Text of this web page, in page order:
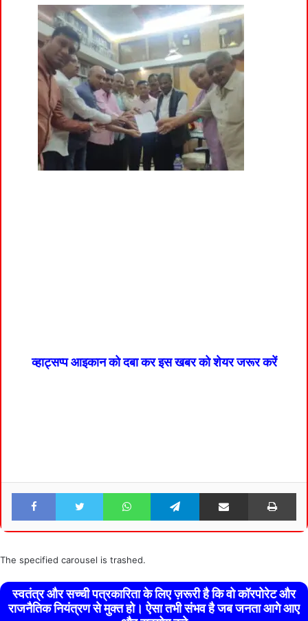
व्हाट्सप्प आइकान को दबा कर इस खबर को शेयर जरूर करें
Facebook Twitter WhatsApp Telegram Share via Email
The specified carousel is trashed.
स्वतंत्र और सच्ची पत्रकारिता के लिए ज़रूरी है कि वो कॉरपोरेट और
राजनैतिक नियंत्रण से मुक्त हो। ऐसा तभी संभव है जब जनता आगे आए